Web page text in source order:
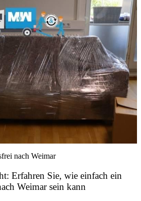
Erfahren Sie, wie einfach ein
Weimar sein kann